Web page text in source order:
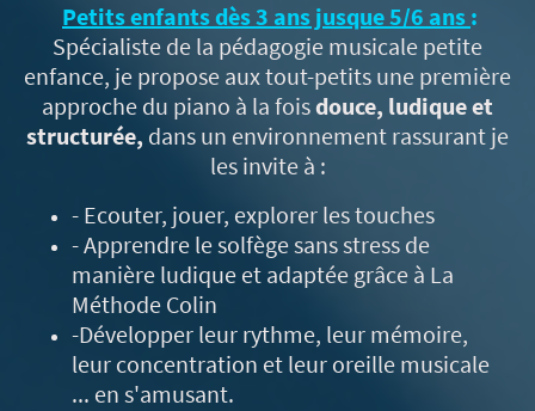
Petits enfants dès 3 ans jusque 5/6 ans :
Spécialiste de la pédagogie musicale petite
enfance, je propose aux tout-petits une première
approche du piano à la foisdouce, ludique et
structurée, dans un environnement rassurant je
les invite à :
- Ecouter, jouer, explorer les touches
- Apprendre le solfège sans stress de
manière ludique et adaptée grâce à La
Méthode Colin
-Développer leur rythme, leur mémoire,
leur concentration et leur oreille musicale
... en s'amusant.